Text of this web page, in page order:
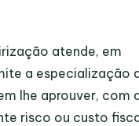
atende, em
a especialização
lhe aprouver, com
risco ou custo